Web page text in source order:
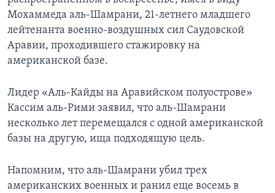
Мохаммеда аль-Шамрани, 21-летнего младшего
лейтенанта военно-воздушных сил Саудовской
Аравии, проходившего стажировку на
американской базе.
Лидер «Аль-Кайды на Аравийском полуострове»
Кассим аль-Рими заявил, что аль-Шамрани
несколько лет перемещался с одной американской
базы на другую, ища подходящую цель.
Напомним, что аль-Шамрани убил трех
американских военных и ранил еще восемь в